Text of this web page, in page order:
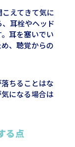
こえてきて気に
耳栓やヘッド
耳を塞いでい
、聴覚からの
ちることはな
になる場合は
る点